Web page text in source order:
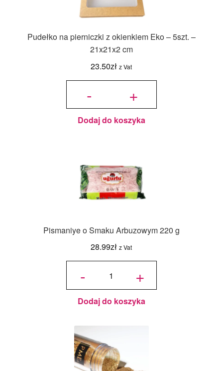
Pudełko na pierniczki z okienkiem Eko – 5szt. –
21x21x2 cm
23.50zł z Vat
-
ilość
pierniczki
Eko -
5szt. -
cm
+
Dodaj do koszyka
Pismaniye o Smaku Arbuzowym 220 g
28.99zł z Vat
-
ilość
Arbuzowym
220 g +
Dodaj do koszyka